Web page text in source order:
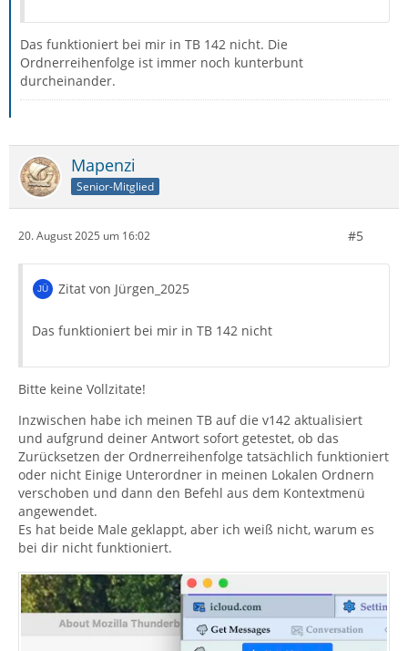
Das funktioniert bei mir in TB 142 nicht. Die
Ordnerreihenfolge ist immer noch kunterbunt
durcheinander.
Mapenzi
Senior-Mitglied
20. August 2025 um 16:02 #5
Zitat von Jürgen_2025
Das funktioniert bei mir in TB 142 nicht
Bitte keine Vollzitate!
Inzwischen habe ich meinen TB auf die v142 aktualisiert
und aufgrund deiner Antwort sofort getestet, ob das
Zurücksetzen der Ordnerreihenfolge tatsächlich funktioniert
oder nicht Einige Unterordner in meinen Lokalen Ordnern
verschoben und dann den Befehl aus dem Kontextmenü
angewendet.
Es hat beide Male geklappt, aber ich weiß nicht, warum es
bei dir nicht funktioniert.